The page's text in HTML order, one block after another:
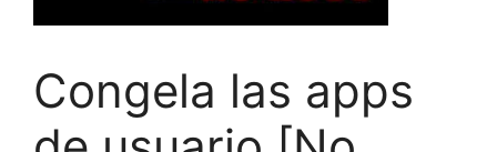
Congela las apps